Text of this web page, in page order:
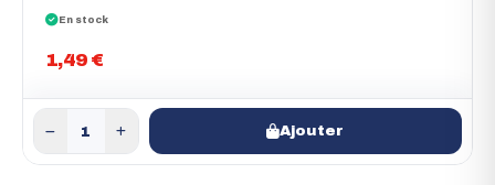
En stock
1,49 €
Ajouter